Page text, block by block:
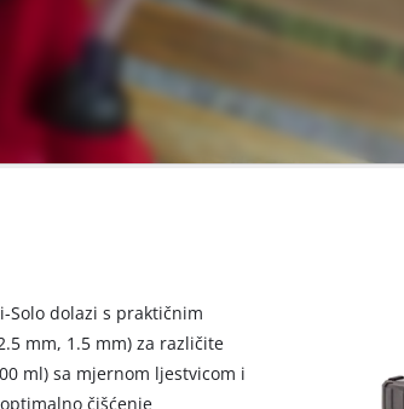
Solo dolazi s praktičnim
mm, 1.5 mm) za različite
ml) sa mjernom ljestvicom i
čišćenje